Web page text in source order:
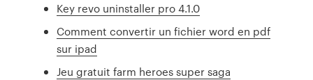
Key revo uninstaller pro 4.1.0
Comment convertir un fichier word en pdf
sur ipad
Jeu gratuit farm heroes super saga